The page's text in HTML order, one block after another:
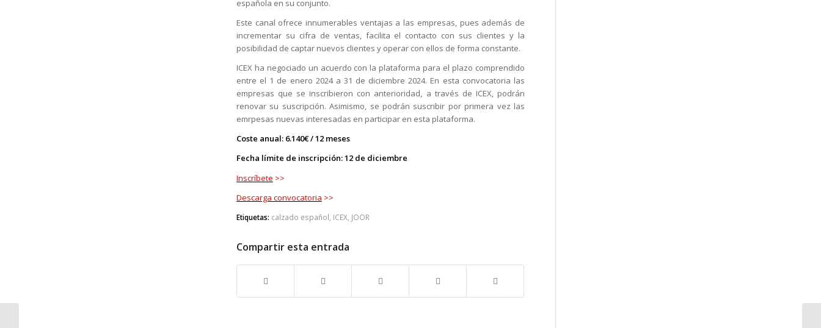
española en su conjunto.
Este canal ofrece innumerables ventajas a las empresas, pues además de
incrementar su cifra de ventas, facilita el contacto con sus clientes y la
posibilidad de captar nuevos clientes y operar con ellos de forma constante.
ICEX ha negociado un acuerdo con la plataforma para el plazo comprendido
entre el 1 de enero 2024 a 31 de diciembre 2024. En esta convocatoria las
empresas que se inscribieron con anterioridad, a través de ICEX, podrán
renovar su suscripción. Asimismo, se podrán suscribir por primera vez las
emrpesas nuevas interesadas en participar en esta plataforma.
Coste anual: 6.140€ / 12 meses
Fecha límite de inscripción: 12 de diciembre
Inscríbete >>
Descarga convocatoria >>
Etiquetas: calzado español ICEX JOOR
Compartir esta entrada